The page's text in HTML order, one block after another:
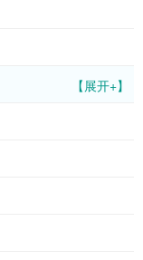
【展开+】